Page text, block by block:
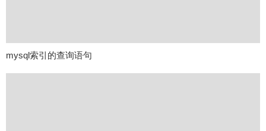
mysql索引的查询语句